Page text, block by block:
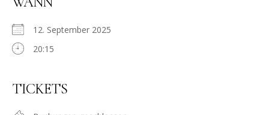
12. September 2025
20:15
TICKETS